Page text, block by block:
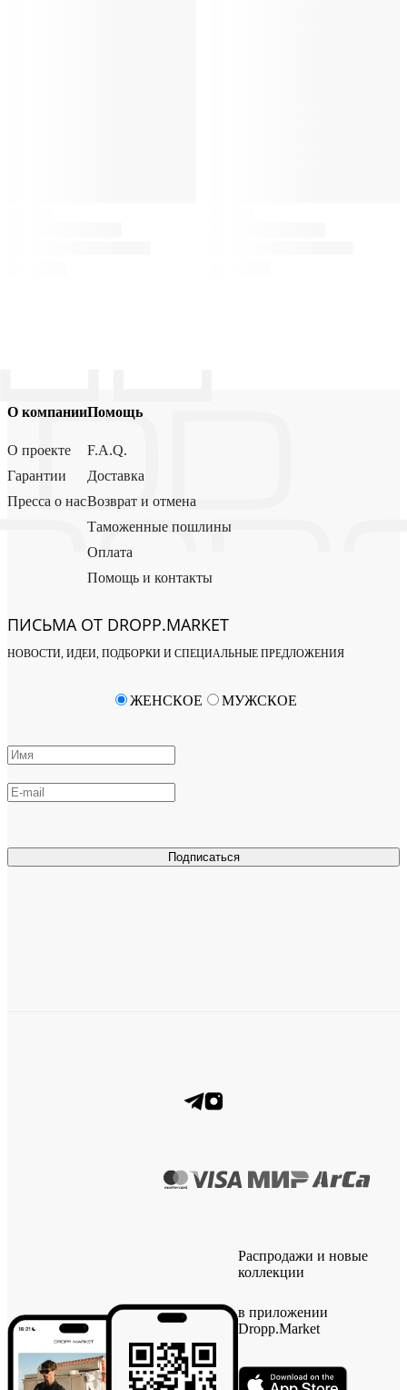
О компании
О проекте
Гарантии
Пресса о нас
Помощь
F.A.Q.
Доставка
Возврат и отмена
Таможенные пошлины
Оплата
Помощь и контакты
ПИСЬМА ОТ DROPP.MARKET
НОВОСТИ, ИДЕИ, ПОДБОРКИ И СПЕЦИАЛЬНЫЕ ПРЕДЛОЖЕНИЯ
Подписаться
ЖЕНСКОЕ МУЖСКОЕ
Распродажи и новые
коллекции
в приложении
Dropp.Market